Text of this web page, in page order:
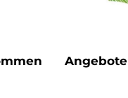
Angebote